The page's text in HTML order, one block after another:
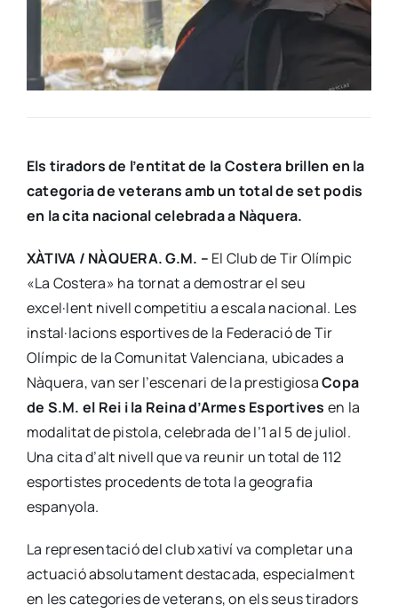
Els tiradors de l’entitat de la Costera brillen en la
categoria de veterans amb un total de set podis
en la cita nacional celebrada a Nàquera.
XÀTIVA / NÀQUERA. G.M. – El Club de Tir Olímpic
«La Costera» ha tornat a demostrar el seu
excel·lent nivell competitiu a escala nacional. Les
instal·lacions esportives de la Federació de Tir
Olímpic de la Comunitat Valenciana, ubicades a
Nàquera, van ser l’escenari de la prestigiosaCopa
de S.M. el Rei i la Reina d’Armes Esportives en la
modalitat de pistola, celebrada de l’1 al 5 de juliol.
Una cita d’alt nivell que va reunir un total de 112
esportistes procedents de tota la geografia
espanyola.
La representació del club xativí va completar una
actuació absolutament destacada, especialment
en les categories de veterans, on els seus tiradors